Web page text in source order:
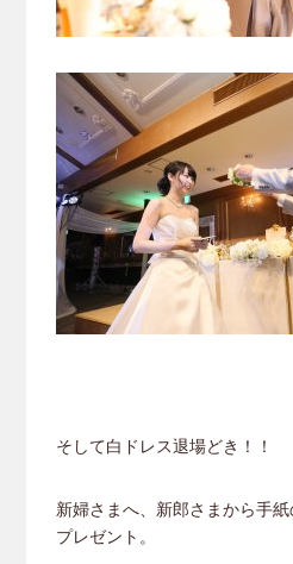
そして白ドレス退場どき！！
新婦さまへ、新郎さまから手
プレゼント。